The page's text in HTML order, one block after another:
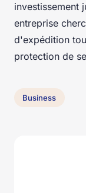
investissement
entreprise
d'expédition
protection de
Business